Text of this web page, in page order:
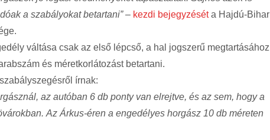
a szabályokat betartani”– kezdi bejegyzéséta Hajdú-Bihar
váltása csak az első lépcső, a hal jogszerű megtartásához
és méretkorlátozást betartani.
írnak:
az autóban 6 db ponty van elrejtve, és az sem, hogy a
Az Árkus-éren a engedélyes horgász 10 db méreten